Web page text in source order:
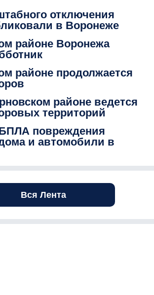
отключения
в Воронеже
районе Воронежа
районе продолжается
районе ведется
территорий
повреждения
и автомобили в
Вся Лента